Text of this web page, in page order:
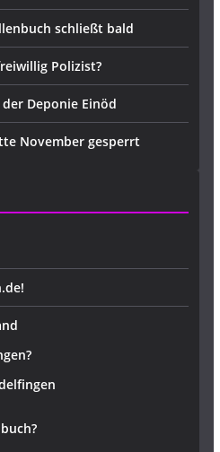
schließt bald
Polizist?
Deponie Einöd
November gesperrt